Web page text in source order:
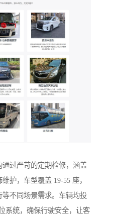
过严苛的定期检修，涵盖
护，车型覆盖 19-55 座，
不同场景需求。车辆均投
系统，确保行驶安全，让客